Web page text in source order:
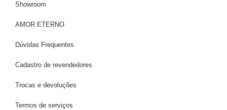
Showroom
AMOR ETERNO
Dúvidas Frequentes
Cadastro de revendedores
Trocas e devoluções
Termos de serviços